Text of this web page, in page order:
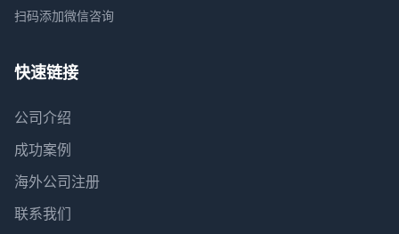
扫码添加微信咨询
快速链接
公司介绍
成功案例
海外公司注册
联系我们